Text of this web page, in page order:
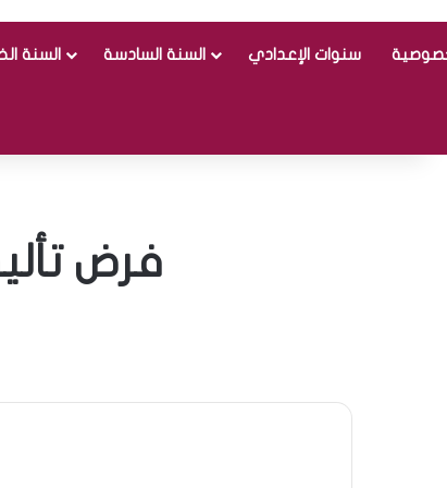
السنة السنة السادسة سنوات الإعدادي
فرض تأليفي عدد 2 في